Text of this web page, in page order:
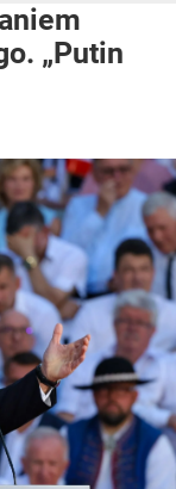
„Putin